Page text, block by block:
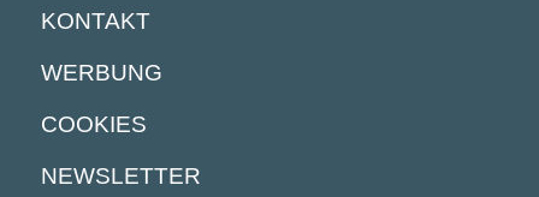
KONTAKT
WERBUNG
COOKIES
NEWSLETTER